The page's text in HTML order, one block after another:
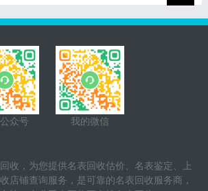
的维修热线电话，以便顾客
众号 我的微信
收，为您提供名表回收估价、名表鉴定、上
店铺查询服务，是可靠的名表回收服务商，